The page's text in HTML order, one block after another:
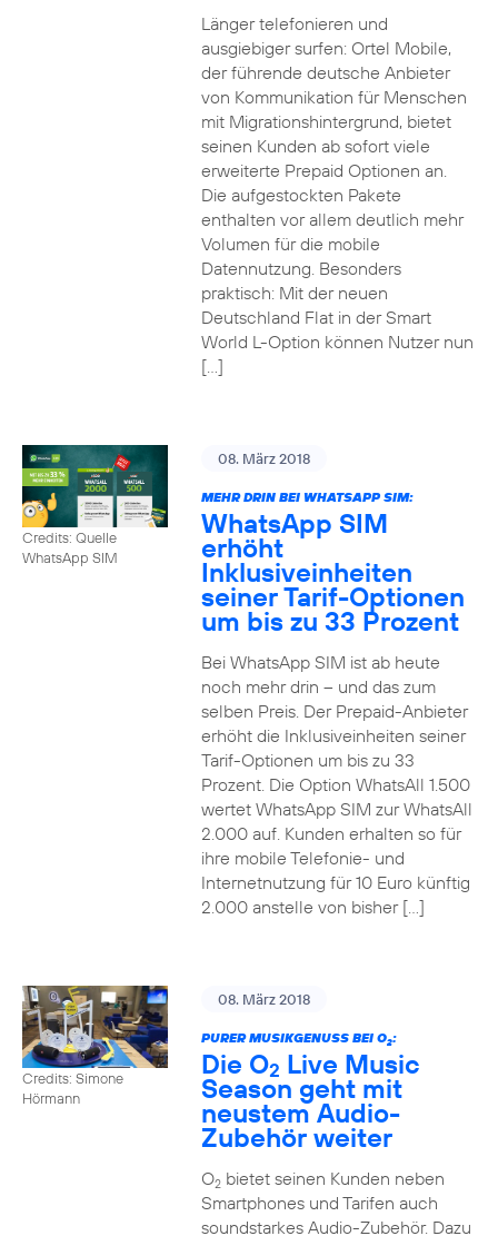
Länger telefonieren und
ausgiebiger surfen: Ortel Mobile,
der führende deutsche Anbieter
von Kommunikation für Menschen
mit Migrationshintergrund, bietet
seinen Kunden ab sofort viele
erweiterte Prepaid Optionen an.
Die aufgestockten Pakete
enthalten vor allem deutlich mehr
Volumen für die mobile
Datennutzung. Besonders
praktisch: Mit der neuen
Deutschland Flat in der Smart
World L-Option können Nutzer nun
[…]
Credits: Quelle
WhatsApp SIM
08. März 2018
MEHR DRIN BEI WHATSAPP SIM:
WhatsApp SIM
erhöht
Inklusiveinheiten
seiner Tarif-Optionen
um bis zu 33 Prozent
Bei WhatsApp SIM ist ab heute
noch mehr drin – und das zum
selben Preis. Der Prepaid-Anbieter
erhöht die Inklusiveinheiten seiner
Tarif-Optionen um bis zu 33
Prozent. Die Option WhatsAll 1.500
wertet WhatsApp SIM zur WhatsAll
2.000 auf. Kunden erhalten so für
ihre mobile Telefonie- und
Internetnutzung für 10 Euro künftig
2.000 anstelle von bisher […]
Credits: Simone
Hörmann
08. März 2018
PURER MUSIKGENUSS BEI O2:
Die O2 Live Music
Season geht mit
neustem Audio-
Zubehör weiter
O2bietet seinen Kunden neben
Smartphones und Tarifen auch
soundstarkes Audio-Zubehör. Dazu